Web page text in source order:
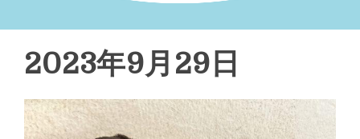
2023年9月29日